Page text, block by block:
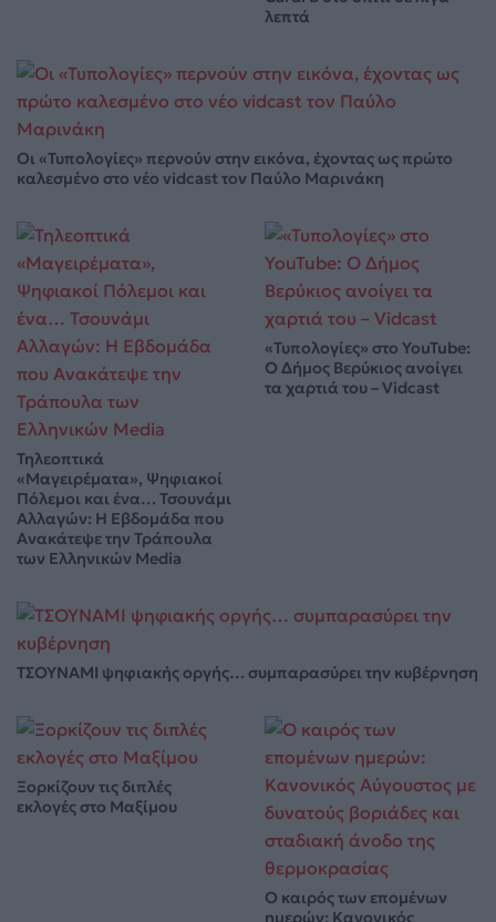
λεπτά
Οι «Τυπολογίες» περνούν στην εικόνα, έχοντας ως πρώτο
καλεσμένο στο νέο vidcast τον Παύλο Μαρινάκη
Τηλεοπτικά
«Μαγειρέματα», Ψηφιακοί
Πόλεμοι και ένα… Τσουνάμι
Αλλαγών: Η Εβδομάδα που
Ανακάτεψε την Τράπουλα
των Ελληνικών Media
«Τυπολογίες» στο YouTube:
Ο Δήμος Βερύκιος ανοίγει
τα χαρτιά του – Vidcast
ΤΣΟΥΝΑΜΙ ψηφιακής οργής… συμπαρασύρει την κυβέρνηση
Ξορκίζουν τις διπλές
εκλογές στο Μαξίμου
Ο καιρός των επομένων
ημερών: Κανονικός